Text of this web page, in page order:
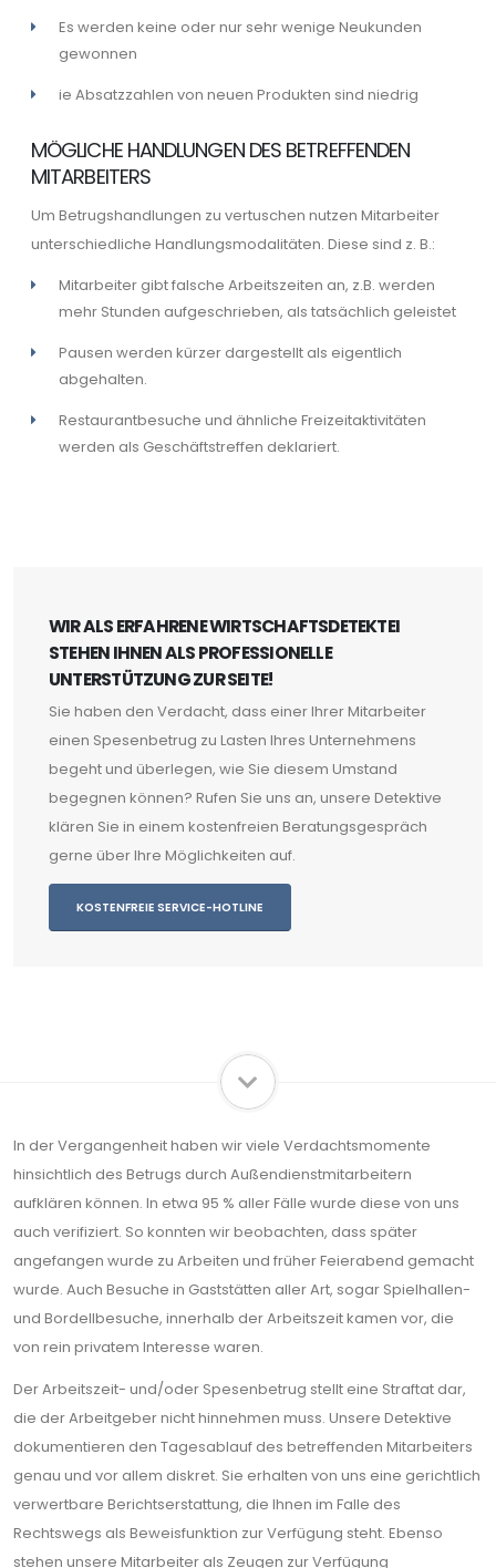
Es werden keine oder nur sehr wenige Neukunden
gewonnen
ie Absatzzahlen von neuen Produkten sind niedrig
MÖGLICHE HANDLUNGEN DES BETREFFENDEN
MITARBEITERS
Um Betrugshandlungen zu vertuschen nutzen Mitarbeiter
unterschiedliche Handlungsmodalitäten. Diese sind z. B.:
Mitarbeiter gibt falsche Arbeitszeiten an, z.B. werden
mehr Stunden aufgeschrieben, als tatsächlich geleistet
Pausen werden kürzer dargestellt als eigentlich
abgehalten.
Restaurantbesuche und ähnliche Freizeitaktivitäten
werden als Geschäftstreffen deklariert.
WIR ALS ERFAHRENE WIRTSCHAFTSDETEKTEI
STEHEN IHNEN ALS PROFESSIONELLE
UNTERSTÜTZUNG ZUR SEITE!
Sie haben den Verdacht, dass einer Ihrer Mitarbeiter
einen Spesenbetrug zu Lasten Ihres Unternehmens
begeht und überlegen, wie Sie diesem Umstand
begegnen können? Rufen Sie uns an, unsere Detektive
klären Sie in einem kostenfreien Beratungsgespräch
gerne über Ihre Möglichkeiten auf.
KOSTENFREIE SERVICE-HOTLINE
In der Vergangenheit haben wir viele Verdachtsmomente
hinsichtlich des Betrugs durch Außendienstmitarbeitern
aufklären können. In etwa 95 % aller Fälle wurde diese von uns
auch verifiziert. So konnten wir beobachten, dass später
angefangen wurde zu Arbeiten und früher Feierabend gemacht
wurde. Auch Besuche in Gaststätten aller Art, sogar Spielhallen-
und Bordellbesuche, innerhalb der Arbeitszeit kamen vor, die
von rein privatem Interesse waren.
Der Arbeitszeit- und/oder Spesenbetrug stellt eine Straftat dar,
die der Arbeitgeber nicht hinnehmen muss. Unsere Detektive
dokumentieren den Tagesablauf des betreffenden Mitarbeiters
genau und vor allem diskret. Sie erhalten von uns eine gerichtlich
verwertbare Berichtserstattung, die Ihnen im Falle des
Rechtswegs als Beweisfunktion zur Verfügung steht. Ebenso
stehen unsere Mitarbeiter als Zeugen zur Verfügung